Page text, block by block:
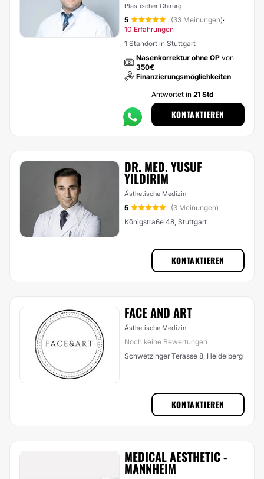
Plastischer Chirurg
5 (33 Meinungen)·
10 Erfahrungen
1 Standort in Stuttgart
Nasenkorrektur ohne OP von
350€
Finanzierungsmöglichkeiten
Antwortet in 21 Std
KONTAKTIEREN
DR. MED. YUSUF
YILDIRIM
Ästhetische Medizin
5
(3 Meinungen)
Königstraße 48, Stuttgart
KONTAKTIEREN
FACE AND ART
Ästhetische Medizin
Noch keine Bewertungen
Schwetzinger Terasse 8, Heidelberg
KONTAKTIEREN
MEDICAL AESTHETIC -
MANNHEIM